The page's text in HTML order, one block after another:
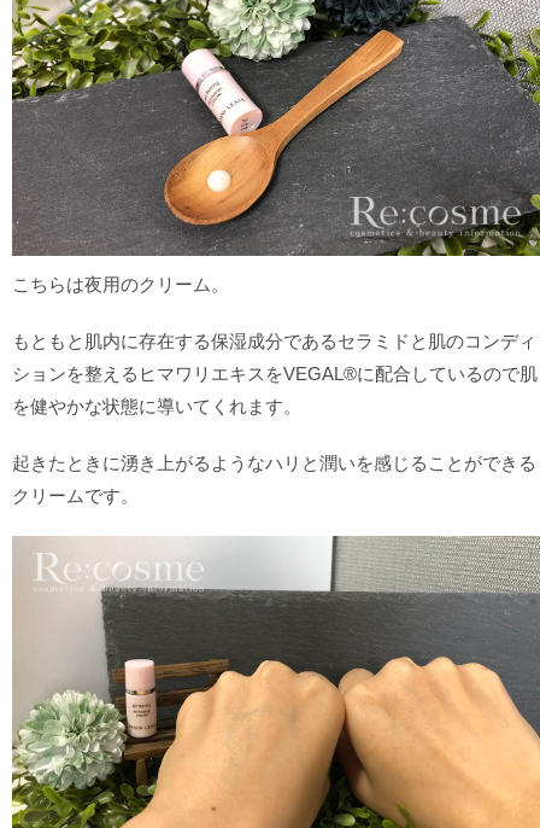
こちらは夜用のクリーム。
もともと肌内に存在する保湿成分であるセラミドと肌のコンディ
ションを整えるヒマワリエキスをVEGAL®に配合しているので肌
を健やかな状態に導いてくれます。
起きたときに湧き上がるようなハリと潤いを感じることができる
クリームです。